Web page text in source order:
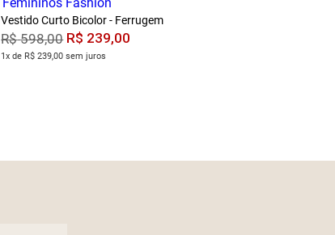
Vestido Curto Bicolor - Ferrugem
R$ 598,00 R$ 239,00
1x de R$ 239,00 sem juros